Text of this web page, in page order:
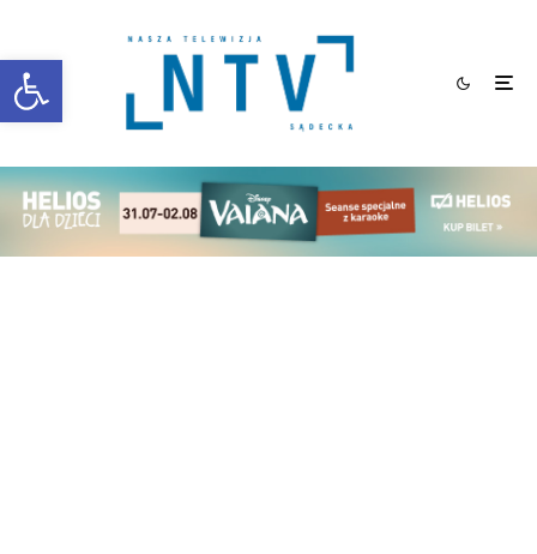
Otwórz pasek narzędzi